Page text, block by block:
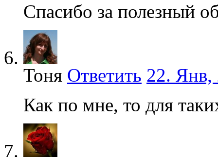
Спасибо за полезный
Тоня Ответить 22. Янв,
Как по мне, то для